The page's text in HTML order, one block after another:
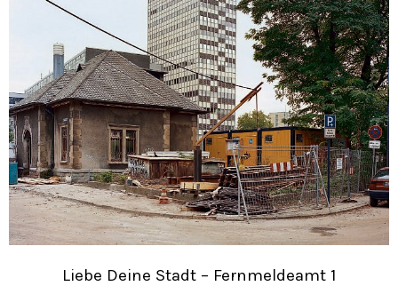
Liebe Deine Stadt – Fernmeldeamt 1